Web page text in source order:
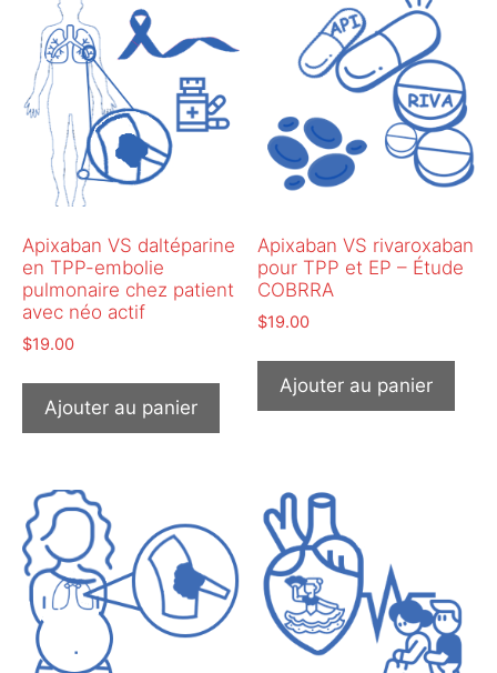
Apixaban VS daltéparine
en TPP-embolie
pulmonaire chez patient
avec néo actif
$19.00
Ajouter au panier
Apixaban VS rivaroxaban
pour TPP et EP – Étude
COBRRA
$19.00
Ajouter au panier